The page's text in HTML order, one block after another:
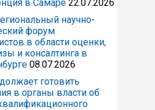
в Самаре 22.07.2026
научно-
форум
в области оценки,
и консалтинга в
08.07.2026
готовить
в органы власти об